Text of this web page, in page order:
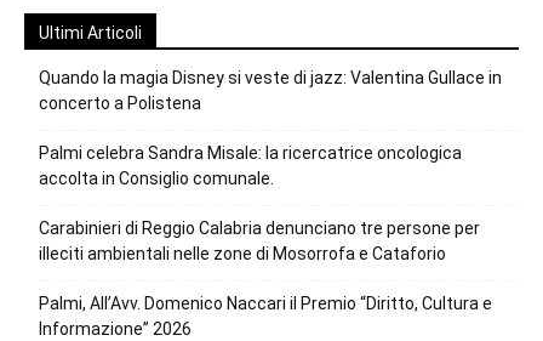
Ultimi Articoli
Quando la magia Disney si veste di jazz: Valentina Gullace in
concerto a Polistena
Palmi celebra Sandra Misale: la ricercatrice oncologica
accolta in Consiglio comunale.
Carabinieri di Reggio Calabria denunciano tre persone per
illeciti ambientali nelle zone di Mosorrofa e Cataforio
Palmi, All’Avv. Domenico Naccari il Premio “Diritto, Cultura e
Informazione” 2026